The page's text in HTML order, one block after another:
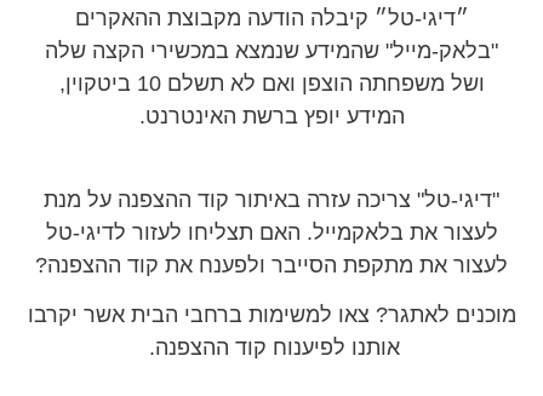
״דיגי-טל״ קיבלה הודעה מקבוצת ההאקרים
"בלאק-מייל" שהמידע שנמצא במכשירי הקצה שלה
ושל משפחתה הוצפן ואם לא תשלם 10 ביטקוין,
המידע יופץ ברשת האינטרנט.
"דיגי-טל" צריכה עזרה באיתור קוד ההצפנה על מנת
לעצור את בלאקמייל. האם תצליחו לעזור לדיגי-טל
לעצור את מתקפת הסייבר ולפענח את קוד ההצפנה?
מוכנים לאתגר? צאו למשימות ברחבי הבית אשר יקרבו
אותנו לפיענוח קוד ההצפנה.